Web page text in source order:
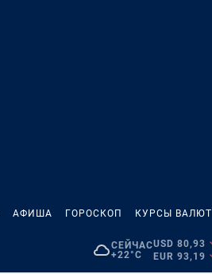
АФИША ГОРОСКОП КУРСЫ ВАЛЮТ
СЕЙЧАС
+22°C
USD 80,93
EUR 93,19